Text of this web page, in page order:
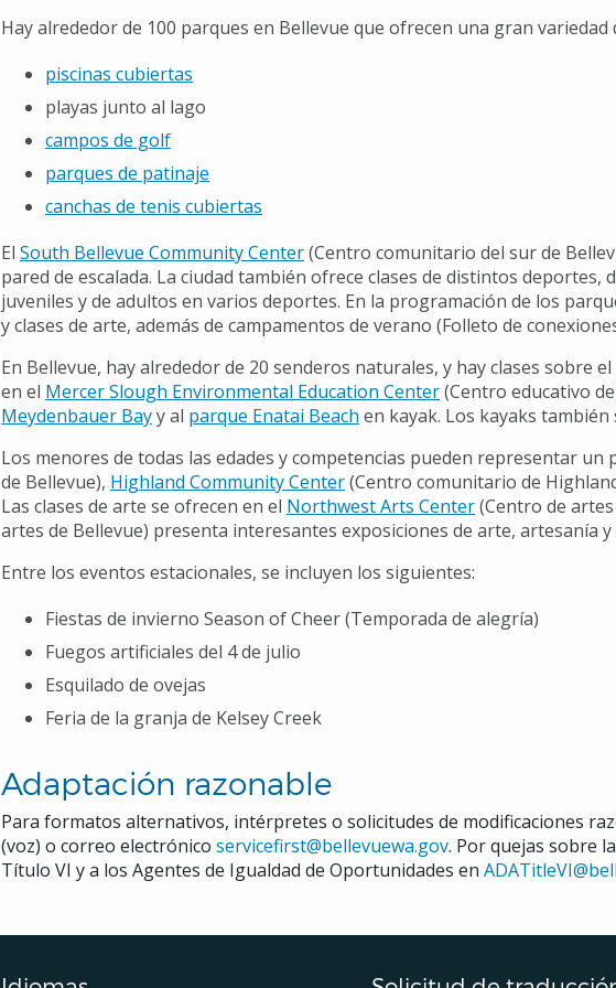
Hay alrededor de 100 parques en Bellevue que ofrecen una gran variedad
piscinas cubiertas
playas junto al lago
campos de golf
parques de patinaje
canchas de tenis cubiertas
El South Bellevue Community Center(Centro comunitario del sur de
pared de escalada. La ciudad también ofrece clases de distintos
juveniles y de adultos en varios deportes. En la programación de los
y clases de arte, además de campamentos de verano (Folleto de
En Bellevue, hay alrededor de 20 senderos naturales, y hay clases sobre
en el Mercer Slough Environmental Education Center(Centro educativo
Meydenbauer Bayy al parque Enatai Beach en kayak. Los kayaks
Los menores de todas las edades y competencias pueden representar un
de Bellevue), Highland Community Center(Centro comunitario de
Las clases de arte se ofrecen en el Northwest Arts Center(Centro de
artes de Bellevue) presenta interesantes exposiciones de arte, artesanía y
Entre los eventos estacionales, se incluyen los siguientes:
Fiestas de invierno Season of Cheer (Temporada de alegría)
Fuegos artificiales del 4 de julio
Esquilado de ovejas
Feria de la granja de Kelsey Creek
Adaptación razonable
Para formatos alternativos, intérpretes o solicitudes de modificaciones
(voz) o correo electrónico servicefirst@bellevuewa.gov. Por quejas sobre
Título VI y a los Agentes de Igualdad de Oportunidades en